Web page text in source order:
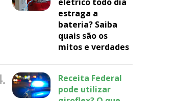
estraga a
bateria? Saiba
quais são os
mitos e verdades
Receita Federal
pode utilizar